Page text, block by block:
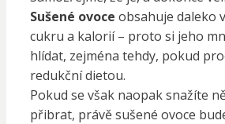
Sušené ovoce obsahuje daleko
cukru a kalorií – proto si jeho
hlídat, zejména tehdy, pokud
redukční dietou.
Pokud se však naopak snažíte
přibrat, právě sušené ovoce